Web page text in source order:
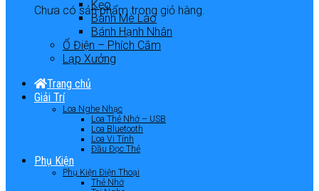
Chưa có sản phẩm trong giỏ hàng.
Kẹo
Bánh Mè Láo
Bánh Hạnh Nhân
Ổ Điện – Phích Cắm
Lạp Xưởng
Trang chủ
Giải Trí
Loa Nghe Nhạc
Loa Thẻ Nhớ – USB
Loa Bluetooth
Loa Vi Tính
Đầu Đọc Thẻ
Phụ Kiện
Phụ Kiện Điện Thoại
Thẻ Nhớ